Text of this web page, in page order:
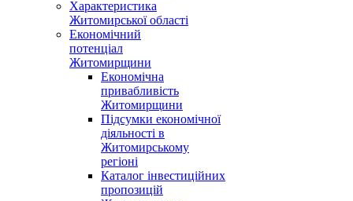
Характеристика
Житомирської області
Економічний
потенціал
Житомирщини
Економічна
привабливість
Житомирщини
Підсумки економічної
діяльності в
Житомирському
регіоні
Каталог інвестиційних
пропозицій